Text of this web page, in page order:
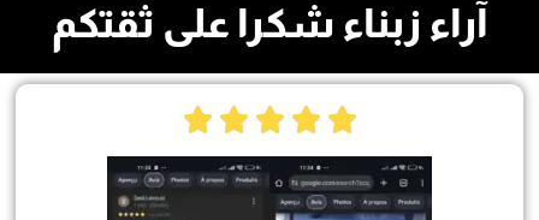
آراء زبناء شكرا على ثقتكم
    